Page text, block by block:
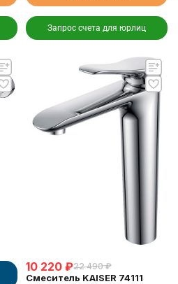
Запрос счета для юрлиц
10 220 ₽22 490 ₽
Смеситель KAISER 74111